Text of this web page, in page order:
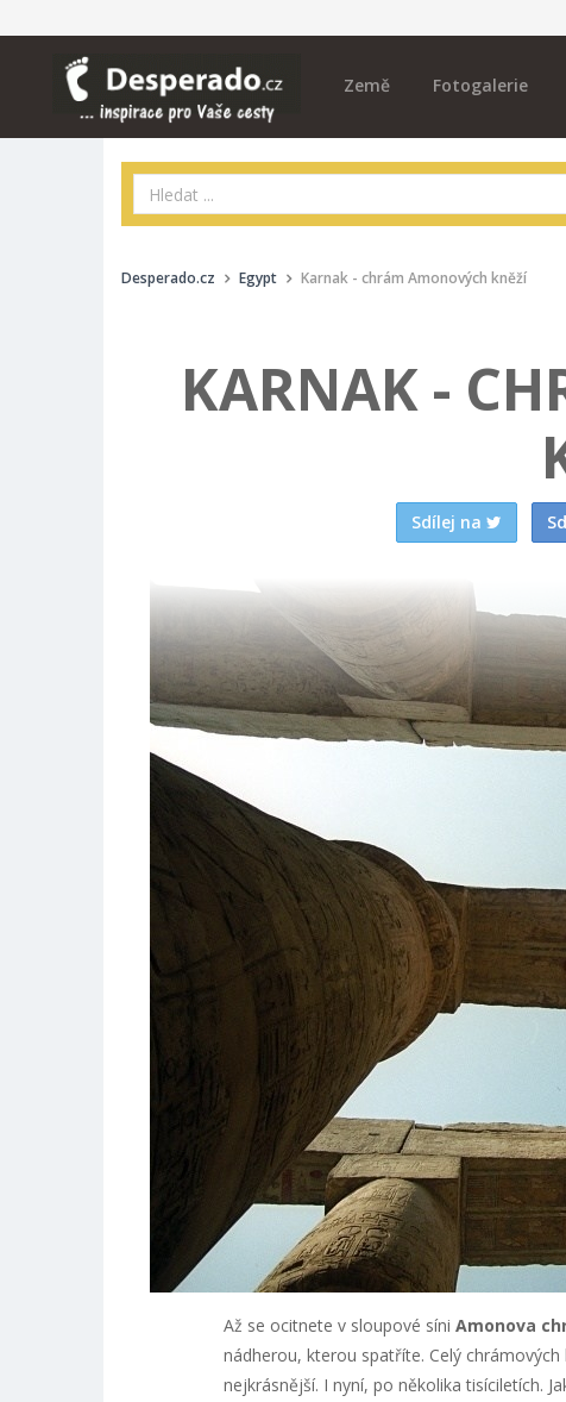
Země Fotogalerie
Desperado.cz Egypt Karnak - chrám Amonových kněží
KARNAK -
Sdílej na
Až se ocitnete v sloupové síni Amonova
nádherou, kterou spatříte. Celý
nejkrásnější. I nyní, po několika tisíciletích.